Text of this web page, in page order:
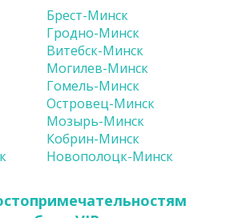
Брест-Минск
Гродно-Минск
Витебск-Минск
Могилев-Минск
Гомель-Минск
Островец-Минск
Мозырь-Минск
Кобрин-Минск
Новополоцк-Минск